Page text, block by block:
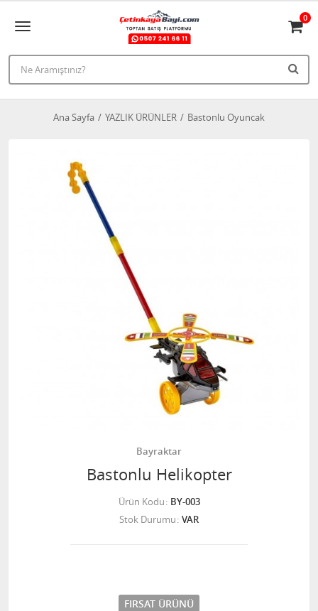
0
Ana Sayfa YAZLIK ÜRÜNLER Bastonlu Oyuncak
Bayraktar
Bastonlu Helikopter
Ürün Kodu BY-003
Stok Durumu VAR
FIRSAT ÜRÜNÜ